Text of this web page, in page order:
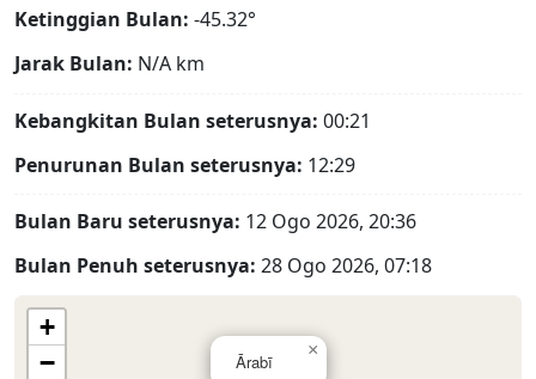
Ketinggian Bulan: -45.32°
Jarak Bulan: N/A km
Kebangkitan Bulan seterusnya: 00:21
Penurunan Bulan seterusnya: 12:29
Bulan Baru seterusnya: 12 Ogo 2026, 20:36
Bulan Penuh seterusnya: 28 Ogo 2026, 07:18
Ārabī
×
+
−